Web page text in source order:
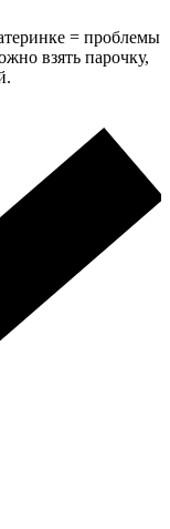
= проблемы
взять парочку,